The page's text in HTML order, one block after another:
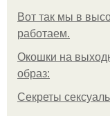
Вот так мы в
работаем.
Окошки на
образ:
Секреты